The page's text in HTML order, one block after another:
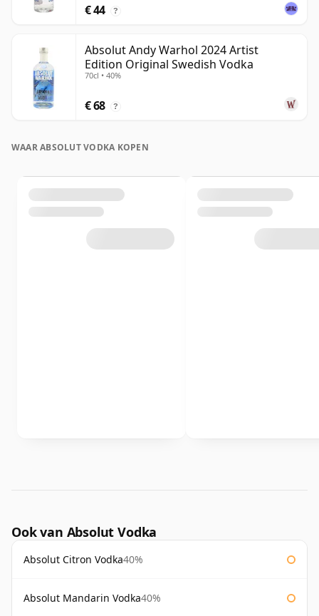
€ 44 ?
Absolut Andy Warhol 2024 Artist
Edition Original Swedish Vodka
70cl • 40%
€ 68 ?
WAAR ABSOLUT VODKA KOPEN
Ook van Absolut Vodka
Absolut Citron Vodka40%
Absolut Mandarin Vodka40%